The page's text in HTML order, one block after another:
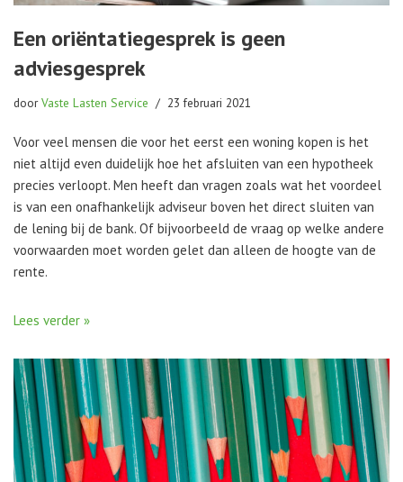
Een oriëntatiegesprek is geen
adviesgesprek
doorVaste Lasten Service 23 februari 2021
Voor veel mensen die voor het eerst een woning kopen is het
niet altijd even duidelijk hoe het afsluiten van een hypotheek
precies verloopt. Men heeft dan vragen zoals wat het voordeel
is van een onafhankelijk adviseur boven het direct sluiten van
de lening bij de bank. Of bijvoorbeeld de vraag op welke andere
voorwaarden moet worden gelet dan alleen de hoogte van de
rente.
Lees verder »